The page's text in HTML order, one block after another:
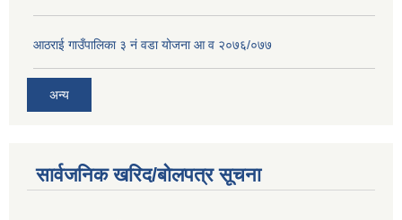
आठराई गाउँपालिका ३ नं वडा योजना आ व २०७६/०७७
अन्य
सार्वजनिक खरिद/बोलपत्र सूचना